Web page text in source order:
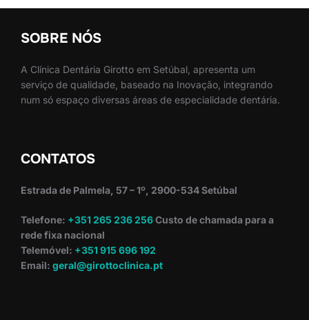
SOBRE NÓS
A Clínica Dentária Girotto em Setúbal, apresenta um
serviço de qualidade, baseado na Inovação, integrando
num só espaço diversas áreas de especialidade dentária.
CONTATOS
Estrada de Palmela, 57 – 1º, 2900-534 Setúbal
Telefone: +351 265 236 256Custo de chamada para a
rede fixa nacional
Telemóvel: +351 915 696 192
Email: geral@girottoclinica.pt